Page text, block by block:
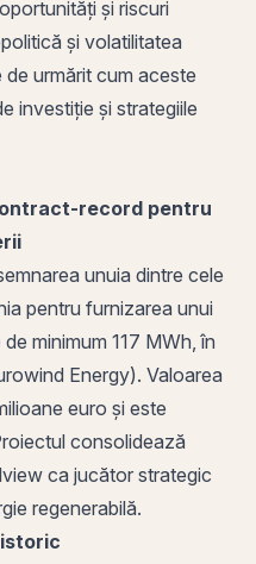
și riscuri
și volatilitatea
urmărit cum aceste
investiție și strategiile
record pentru
unuia dintre cele
pentru furnizarea unui
minimum 117 MWh, în
Energy). Valoarea
euro și este
consolidează
ca jucător strategic
regenerabilă.